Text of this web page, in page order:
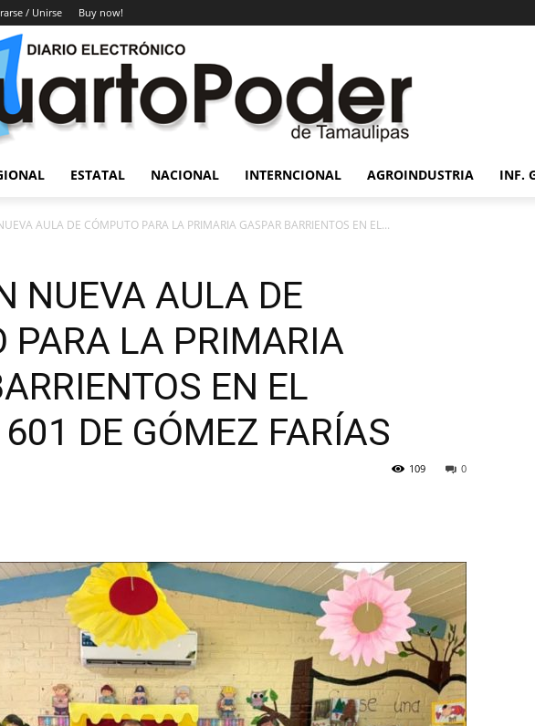
/ Unirse Buy now!
ESTATAL NACIONAL INTERNCIONAL AGROINDUSTRIA INF.
AULA DE CÓMPUTO PARA LA PRIMARIA GASPAR BARRIENTOS EN EL...
NUEVA AULA DE
PARA LA PRIMARIA
EN EL
DE GÓMEZ FARÍAS
0
109